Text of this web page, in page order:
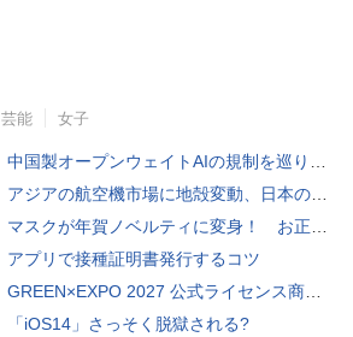
芸能 女子
中国製オープンウェイトAIの規制を巡り、シリコンバレーで意見が二分
アジアの航空機市場に地殻変動、日本のサプライヤーに影響も
マスクが年賀ノベルティに変身！ お正月特別パッケージの注文受付開始
アプリで接種証明書発行するコツ
GREEN×EXPO 2027 公式ライセンス商品！初の「トゥンクトゥンク」公式LINEスタンプ、販売開始
「iOS14」さっそく脱獄される?